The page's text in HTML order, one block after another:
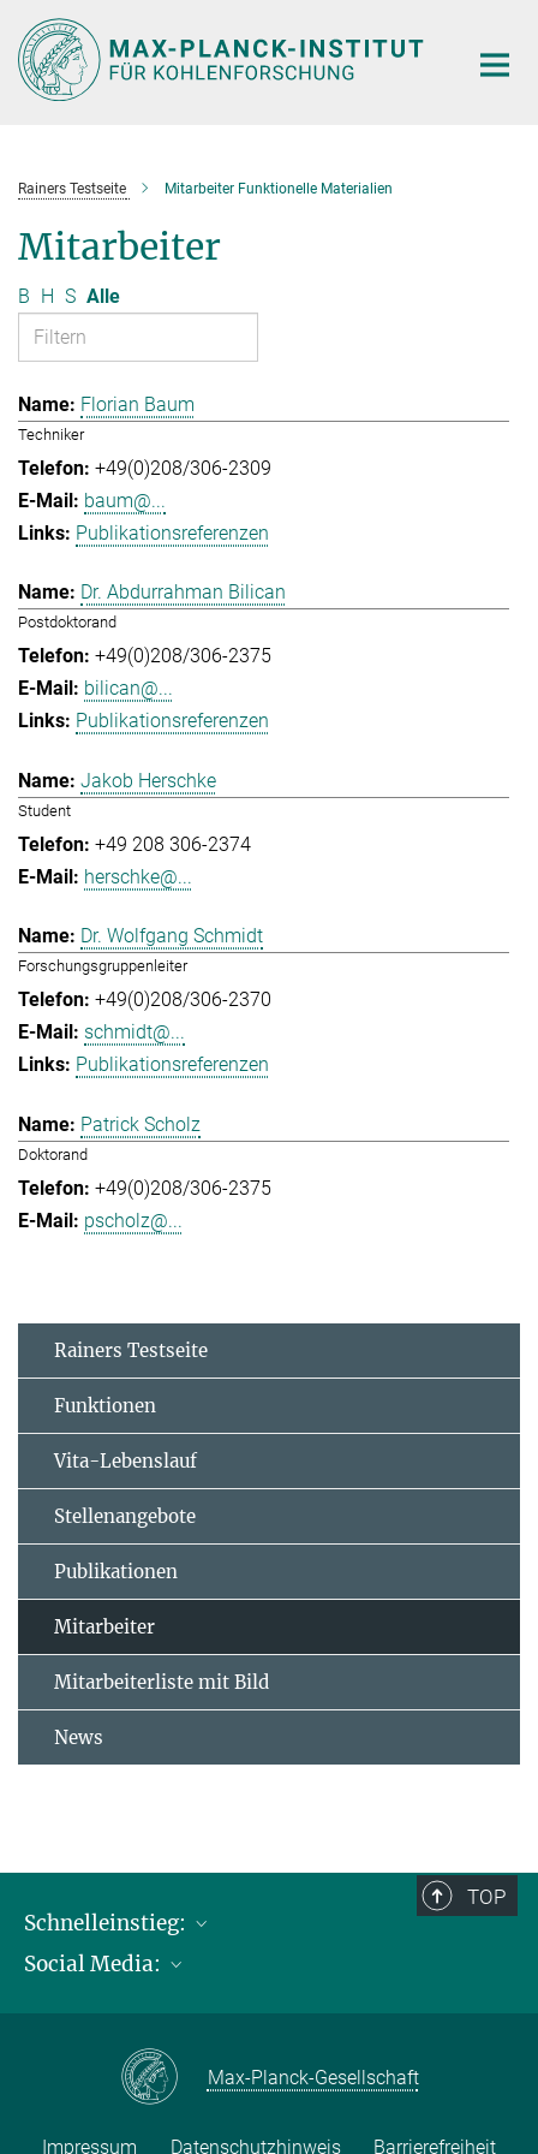
Hauptinhalt
Rainers Testseite Mitarbeiter Funktionelle Materialien
Mitarbeiter
B H S Alle
Florian Baum
Techniker
+49(0)208/306-2309
baum@...
Publikationsreferenzen
Dr. Abdurrahman Bilican
Postdoktorand
+49(0)208/306-2375
bilican@...
Publikationsreferenzen
Jakob Herschke
Student
+49 208 306-2374
herschke@...
Dr. Wolfgang Schmidt
Forschungsgruppenleiter
+49(0)208/306-2370
schmidt@...
Publikationsreferenzen
Patrick Scholz
Doktorand
+49(0)208/306-2375
pscholz@...
Rainers Testseite
Funktionen
Vita-Lebenslauf
Stellenangebote
Publikationen
Mitarbeiter
Mitarbeiterliste mit Bild
News
TOP
Schnelleinstieg:
Publikationen
Kontakt und Anfahrtsbeschreibung
Social Media:
Max-Planck-Gesellschaft
Impressum Datenschutzhinweis Barrierefreiheit